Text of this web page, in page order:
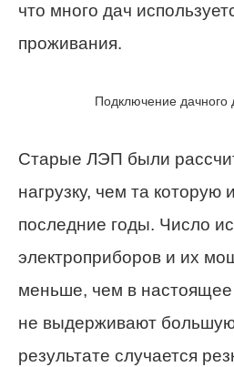
что много дач
проживания.
Подключение дачного
Старые ЛЭП были
нагрузку, чем та которую
последние годы. Число
электроприборов и их
меньше, чем в
не выдерживают большую
результате случается